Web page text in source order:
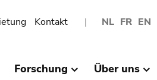
NL FR EN
Kontakt
Forschung Über uns